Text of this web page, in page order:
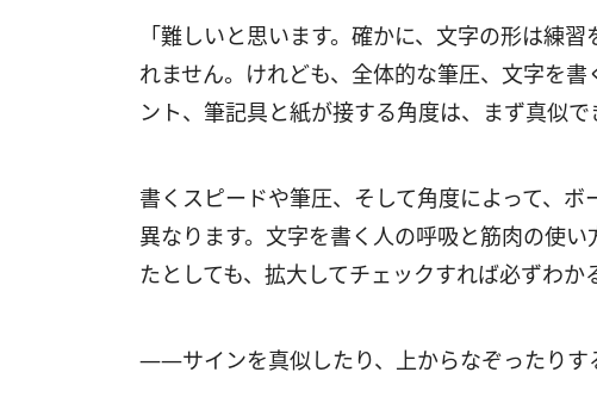
「難しいと思います。確かに、文字の形は練
れません。けれども、全体的な筆圧、文字を
ント、筆記具と紙が接する角度は、まず真似で
書くスピードや筆圧、そして角度によって、
異なります。文字を書く人の呼吸と筋肉の使
たとしても、拡大してチェックすれば必ずわか
――サインを真似したり、上からなぞったりす